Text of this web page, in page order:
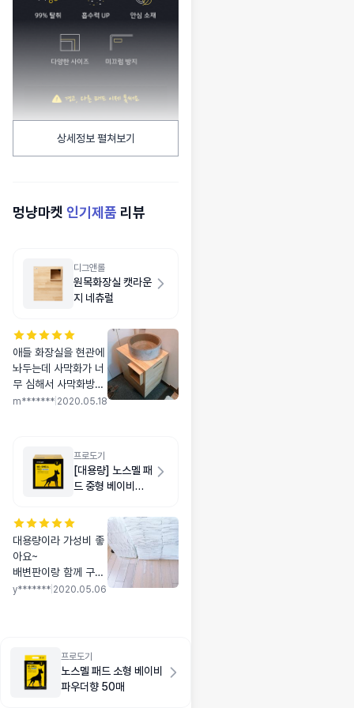
상세정보 펼쳐보기
멍냥마켓 인기제품 리뷰
디그앤롤
원목화장실 캣라운
지 네츄럴
애들 화장실을 현관에
놔두는데 사막화가 너
무 심해서 사막화방지
화장실 엄청 찾아보다
졌어요...신세계에요ㅠ
ㅠ화장실에서 응아하
구 바로 튀어나오면서
래가 장난이아니였는
데 2층으로 뛰어올라
와서 화장실입구까지
걸어나와야하니까 그
사이에 모래가 다 떨어
이라서 입구 사이즈 걸
어나오는곳 사이즈 이
런거 엄청 신경썼는데
m******* 2020.05.18
프로도기
[대용량] 노스멜 패
드 중형 베이비파
대용량이라 가성비 좋
아요~
배변판이랑 함께 구매
했어요~
y******* 2020.05.06
프로도기
노스멜 패드 소형 베이비
파우더향 50매